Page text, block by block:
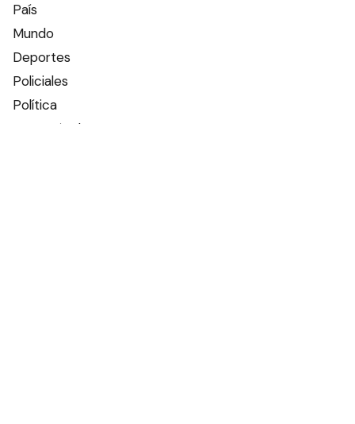
País
Mundo
Deportes
Policiales
Política
Espectáculos